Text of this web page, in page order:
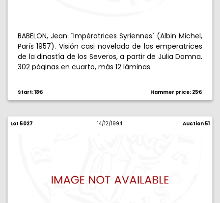
BABELON, Jean: ´Impératrices Syriennes´ (Albin Michel,
París 1957). Visión casi novelada de las emperatrices
de la dinastía de los Severos, a partir de Julia Domna.
302 páginas en cuarto, más 12 láminas.
Start: 18€ Hammer price: 25€
Lot 5027 14/12/1994 Auction 51